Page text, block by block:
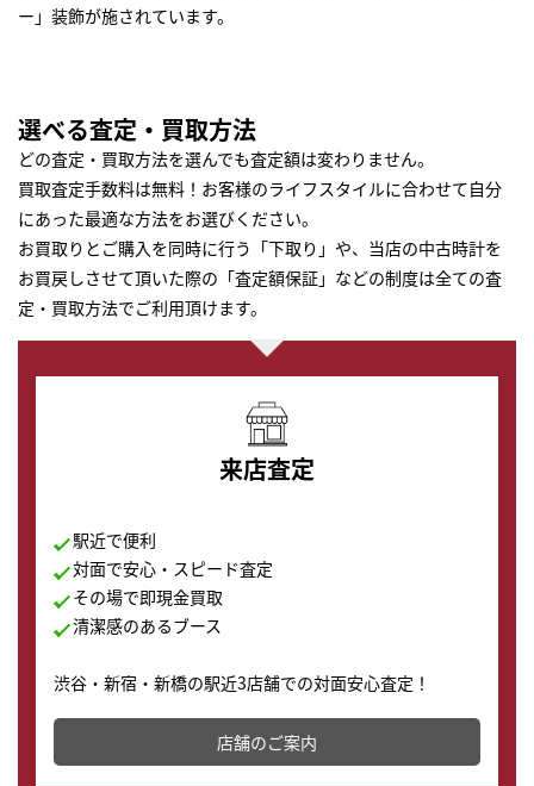
ー」装飾が施されています。
選べる査定・買取方法
どの査定・買取方法を選んでも査定額は変わりません。
買取査定手数料は無料！お客様のライフスタイルに合わせて自分
にあった最適な方法をお選びください。
お買取りとご購入を同時に行う「下取り」や、当店の中古時計を
お買戻しさせて頂いた際の「査定額保証」などの制度は全ての査
定・買取方法でご利用頂けます。
来店査定
駅近で便利
対面で安心・スピード査定
その場で即現金買取
清潔感のあるブース
渋谷・新宿・新橋の駅近3店舗での対面安心査定！
その場で現金買取致します。渋谷本店では、時計販売の
店舗を併設しており、下取りに出してお得に新しい時計
の購入もできます♪
店舗のご案内